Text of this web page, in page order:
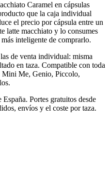
Caramel en cápsulas
que la caja individual
el precio por cápsula entre un
latte macchiato y lo consumes
inteligente de comprarlo.
de venta individual: misma
en taza. Compatible con toda
Mini Me, Genio, Piccolo,
Portes gratuitos desde
envíos y el coste por taza.